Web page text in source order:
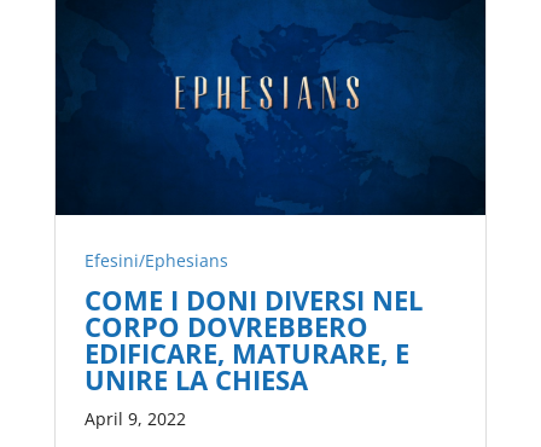
Efesini/Ephesians
COME I DONI DIVERSI NEL
CORPO DOVREBBERO
EDIFICARE, MATURARE, E
UNIRE LA CHIESA
April 9, 2022